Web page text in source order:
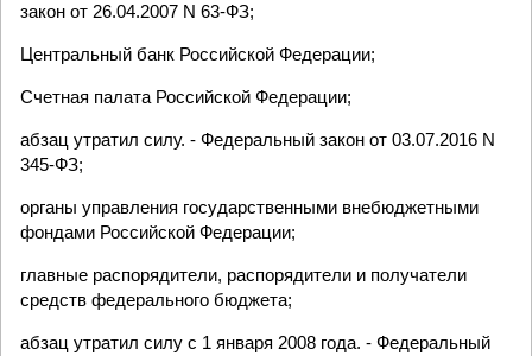
закон от 26.04.2007 N 63-ФЗ;
Центральный банк Российской Федерации;
Счетная палата Российской Федерации;
абзац утратил силу. - Федеральный закон от 03.07.2016 N
345-ФЗ;
органы управления государственными внебюджетными
фондами Российской Федерации;
главные распорядители, распорядители и получатели
средств федерального бюджета;
абзац утратил силу с 1 января 2008 года. - Федеральный